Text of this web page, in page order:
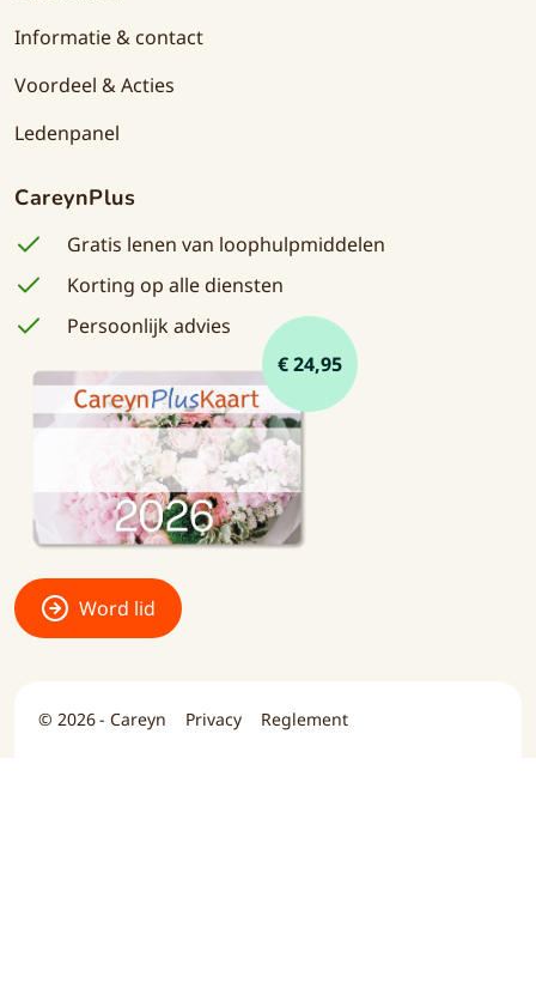
Informatie & contact
Voordeel & Acties
Ledenpanel
CareynPlus
Gratis lenen van loophulpmiddelen
Korting op alle diensten
Persoonlijk advies
€ 24,95
Word lid
© 2026 - Careyn Privacy Reglement